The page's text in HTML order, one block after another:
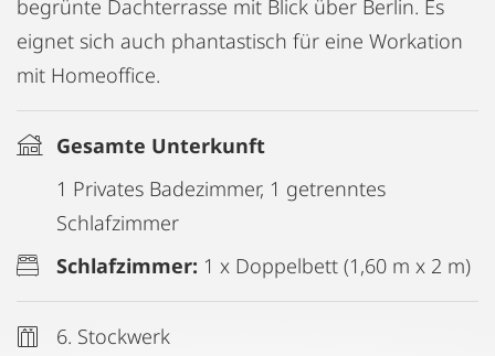
begrünte Dachterrasse mit Blick über Berlin. Es
eignet sich auch phantastisch für eine Workation
mit Homeoffice.
Gesamte Unterkunft
1 Privates Badezimmer, 1 getrenntes
Schlafzimmer
Schlafzimmer: 1 x Doppelbett (1,60 m x 2 m)
6. Stockwerk